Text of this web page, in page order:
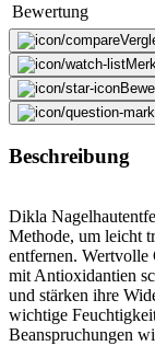
Bewertung
Beschreibung
Dikla
Methode, um leicht
entfernen. Wertvolle
mit Antioxidantien
und stärken ihre
wichtige
Beanspruchungen